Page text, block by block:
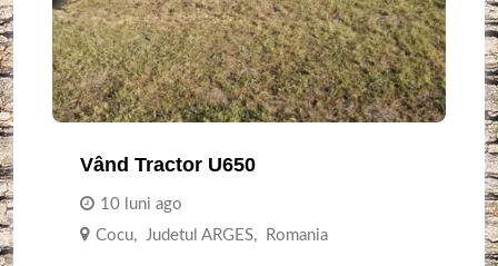
Vând Tractor U650
10 luni ago
Cocu, Judetul ARGES, Romania